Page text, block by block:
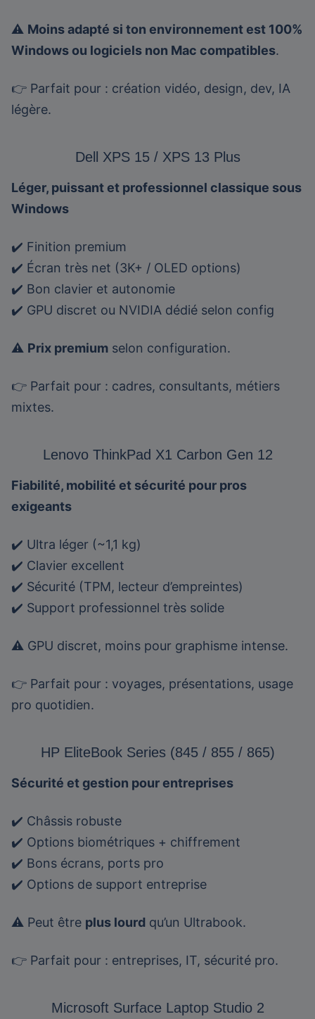
⚠️ Moins adapté si ton environnement est 100%
Windows ou logiciels non Mac compatibles.
👉 Parfait pour : création vidéo, design, dev, IA
légère.
Dell XPS 15 / XPS 13 Plus
Léger, puissant et professionnel classique sous
Windows
✔️ Finition premium
✔️ Écran très net (3K+ / OLED options)
✔️ Bon clavier et autonomie
✔️ GPU discret ou NVIDIA dédié selon config
⚠️ Prix premium selon configuration.
👉 Parfait pour : cadres, consultants, métiers
mixtes.
Lenovo ThinkPad X1 Carbon Gen 12
Fiabilité, mobilité et sécurité pour pros
exigeants
✔️ Ultra léger (~1,1 kg)
✔️ Clavier excellent
✔️ Sécurité (TPM, lecteur d’empreintes)
✔️ Support professionnel très solide
⚠️ GPU discret, moins pour graphisme intense.
👉 Parfait pour : voyages, présentations, usage
pro quotidien.
HP EliteBook Series (845 / 855 / 865)
Sécurité et gestion pour entreprises
✔️ Châssis robuste
✔️ Options biométriques + chiffrement
✔️ Bons écrans, ports pro
✔️ Options de support entreprise
⚠️ Peut être plus lourd qu’un Ultrabook.
👉 Parfait pour : entreprises, IT, sécurité pro.
Microsoft Surface Laptop Studio 2